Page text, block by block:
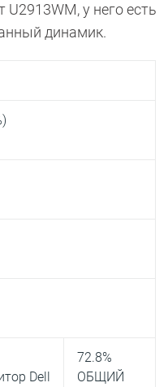
U2913WM, у него есть
динамик.
Dell
72.8%
ОБЩИЙ